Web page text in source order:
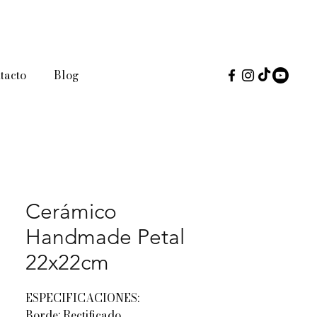
Blog
Cerámico
Handmade Petal
22x22cm
ESPECIFICACIONES: